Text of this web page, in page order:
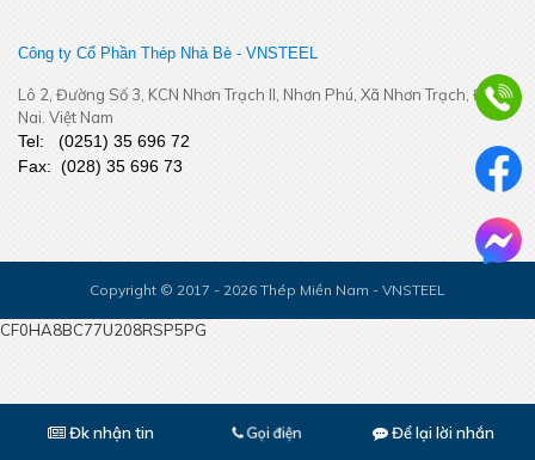
Bám sát thị trường khu vực Đồng Tháp - Cần Thơ – Cà Mau –
An Giang – Phú Quốc - Tăng cường kết nối, chủ động thích ứng
Công ty Cổ Phần Thép Nhà Bè - VNSTEEL
Lô 2, Đường Số 3, KCN Nhơn Trạch II, Nhơn Phú, Xã Nhơn Trạch, Đồng
Nai. Việt Nam
Tel: (0251) 35 696 72
Fax: (028) 35 696 73
Copyright © 2017 - 2026 Thép Miền Nam - VNSTEEL
Đk nhận tin Gọi điện Để lại lời nhắn
CF0HA8BC77U208RSP5PG